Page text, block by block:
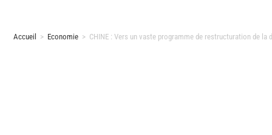
Accueil > Economie > CHINE : Vers un vaste programme de restructuration de la